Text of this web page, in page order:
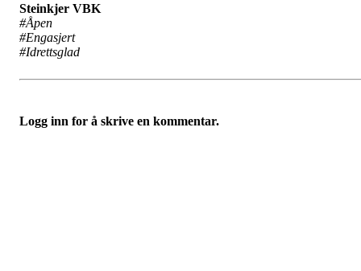
Steinkjer VBK
#Åpen
#Engasjert
#Idrettsglad
Logg inn for å skrive en kommentar.